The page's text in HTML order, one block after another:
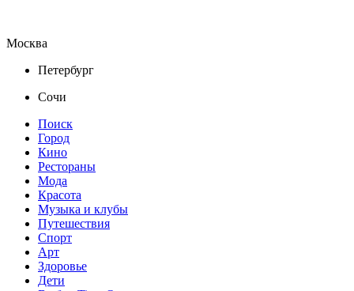
Москва
Петербург
Сочи
Поиск
Город
Кино
Рестораны
Мода
Красота
Музыка и клубы
Путешествия
Спорт
Арт
Здоровье
Дети